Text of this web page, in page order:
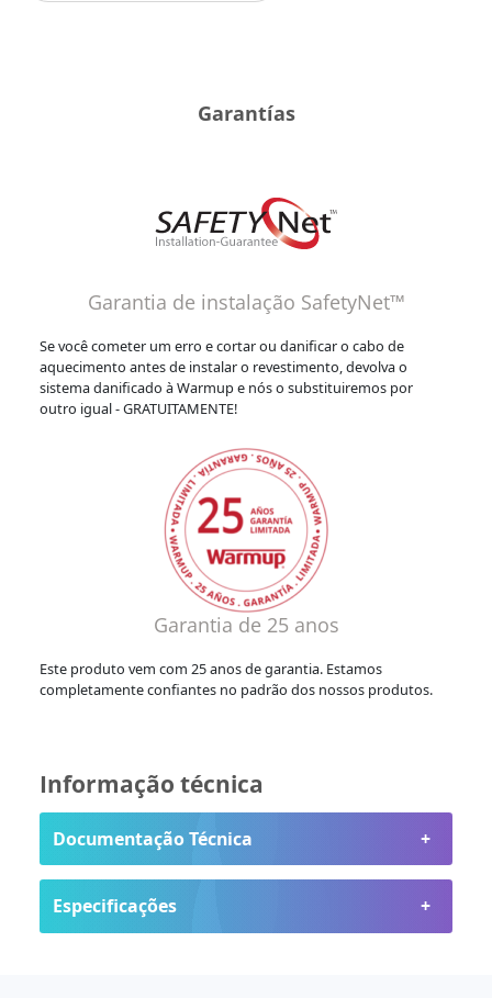
Garantías
Garantia de instalação SafetyNet™
Se você cometer um erro e cortar ou danificar o cabo de
aquecimento antes de instalar o revestimento, devolva o
sistema danificado à Warmup e nós o substituiremos por
outro igual - GRATUITAMENTE!
Garantia de 25 anos
Este produto vem com 25 anos de garantia. Estamos
completamente confiantes no padrão dos nossos produtos.
Informação técnica
Documentação Técnica
Especificações